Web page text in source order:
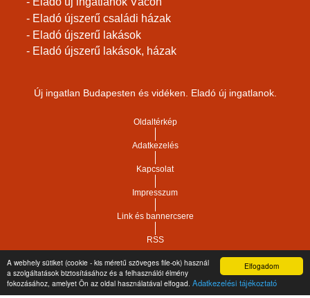
Elfogadom
A webhely sütiket (cookie - kis méretű szöveges file-ok) használ
a szolgáltatások biztosításához és a felhasználói élmény
fokozásához, amelyet Ön az oldal használatával elfogad. Adatkezelési tájékoztató
- Eladó újszerű családi házak
- Eladó újszerű lakások
- Eladó újszerű lakások, házak
Új ingatlan Budapesten és vidéken. Eladó új ingatlanok.
Oldaltérkép
Adatkezelés
Kapcsolat
Impresszum
Link és bannercsere
RSS
Copyright © 2021.Vár-Köz Kft. - Ingatlan nyilvántartó, ügyviteli és
adminisztrációs szoftver